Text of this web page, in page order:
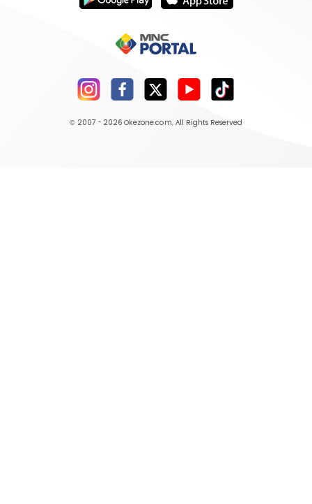
© 2007 - 2026 Okezone.com, All Rights Reserved